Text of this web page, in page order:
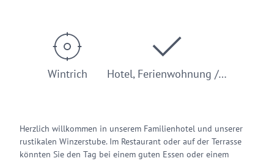
Wintrich Hotel, Ferienwohnung /…
Herzlich willkommen in unserem Familienhotel und unserer
rustikalen Winzerstube. Im Restaurant oder auf der Terrasse
könnten Sie den Tag bei einem guten Essen oder einem